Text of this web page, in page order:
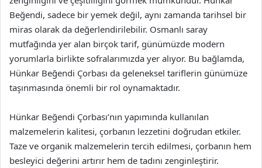
Beğendi, sadece bir yemek değil, aynı zamanda tarihsel bir
miras olarak da değerlendirilebilir. Osmanlı saray
mutfağında yer alan birçok tarif, günümüzde modern
yorumlarla birlikte sofralarımızda yer alıyor. Bu bağlamda,
Hünkar Beğendi Çorbası da geleneksel tariflerin günümüze
taşınmasında önemli bir rol oynamaktadır.
Hünkar Beğendi Çorbası’nın yapımında kullanılan
malzemelerin kalitesi, çorbanın lezzetini doğrudan etkiler.
Taze ve organik malzemelerin tercih edilmesi, çorbanın hem
besleyici değerini artırır hem de tadını zenginleştirir.